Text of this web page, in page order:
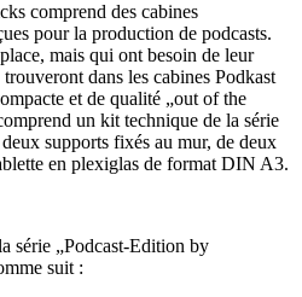
comprend des cabines
pour la production de podcasts.
mais qui ont besoin de leur
dans les cabines Podkast
et de qualité „out of the
un kit technique de la série
supports fixés au mur, de deux
en plexiglas de format DIN A3.
série „Podcast-Edition by
suit :